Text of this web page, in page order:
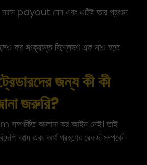
মাসে payout নেন এবং এটিই তার প্রধান
কর সংক্রান্ত বিশ্লেষণ এক নাও হতে
জন্য কী কী
জরুরি?
সম্পর্কিত আলাদা কর আইন নেই। তাই
আয় এবং অর্থ গ্রহণের রেকর্ড সম্পর্কে